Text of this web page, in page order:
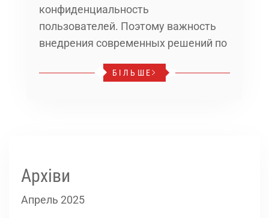
конфиденциальность
пользователей. Поэтому важность
внедрения современных решений по
БІЛЬШЕ
Архіви
Апрель 2025